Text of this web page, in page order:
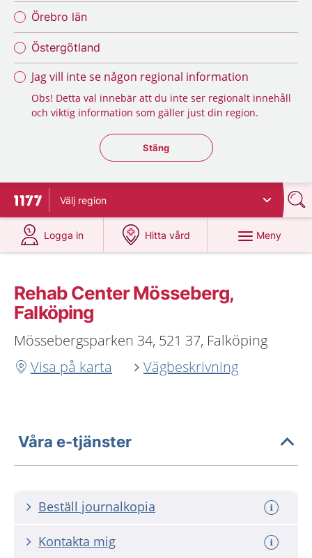
Örebro län
Östergötland
Jag vill inte se någon regional information
Obs! Detta val innebär att du inte ser regionalt innehåll
och viktig information som gäller just din region.
Stäng regionsväljaren
Stäng
Till startsidan för 1177
Välj region
Logga in
på 1177.se
Hitta vård
på 1177.se
Meny
Rehab Center Mösseberg,
Falköping
Mössebergsparken 34, 521 37, Falköping
Visa på karta
Vägbeskrivning
Våra e-tjänster
Beställ journalkopia
Kontakta mig